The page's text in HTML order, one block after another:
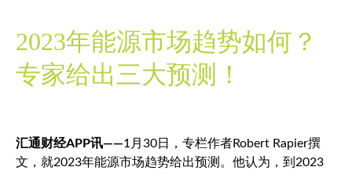
2023年能源市场趋势如何？
专家给出三大预测！
汇通财经APP讯——1月30日，专栏作者Robert Rapier撰
文，就2023年能源市场趋势给出预测。他认为，到2023